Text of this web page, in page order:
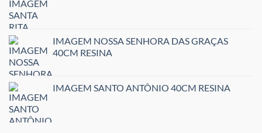
IMAGEM NOSSA SENHORA DAS GRAÇAS
40CM RESINA
IMAGEM SANTO ANTÔNIO 40CM RESINA